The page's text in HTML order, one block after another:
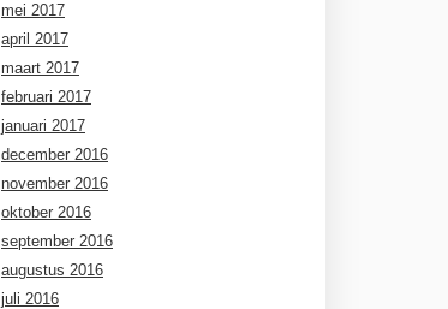
mei 2017
april 2017
maart 2017
februari 2017
januari 2017
december 2016
november 2016
oktober 2016
september 2016
augustus 2016
juli 2016